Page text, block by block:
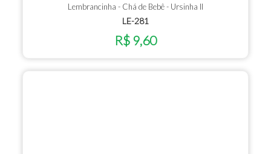
Lembrancinha - Chá de Bebê - Ursinha II
LE-281
R$ 9,60